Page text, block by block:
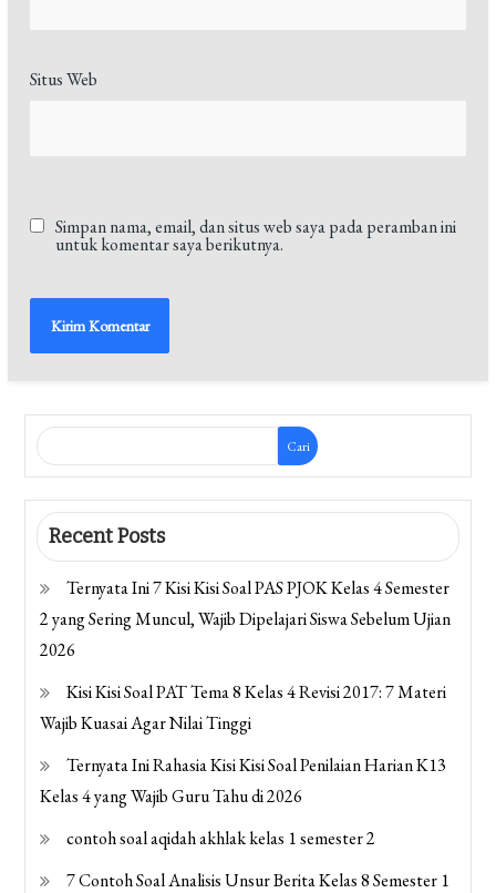
Situs Web
Simpan nama, email, dan situs web saya pada peramban ini
untuk komentar saya berikutnya.
Cari
Recent Posts
Ternyata Ini 7 Kisi Kisi Soal PAS PJOK Kelas 4 Semester
2 yang Sering Muncul, Wajib Dipelajari Siswa Sebelum Ujian
2026
Kisi Kisi Soal PAT Tema 8 Kelas 4 Revisi 2017: 7 Materi
Wajib Kuasai Agar Nilai Tinggi
Ternyata Ini Rahasia Kisi Kisi Soal Penilaian Harian K13
Kelas 4 yang Wajib Guru Tahu di 2026
contoh soal aqidah akhlak kelas 1 semester 2
7 Contoh Soal Analisis Unsur Berita Kelas 8 Semester 1